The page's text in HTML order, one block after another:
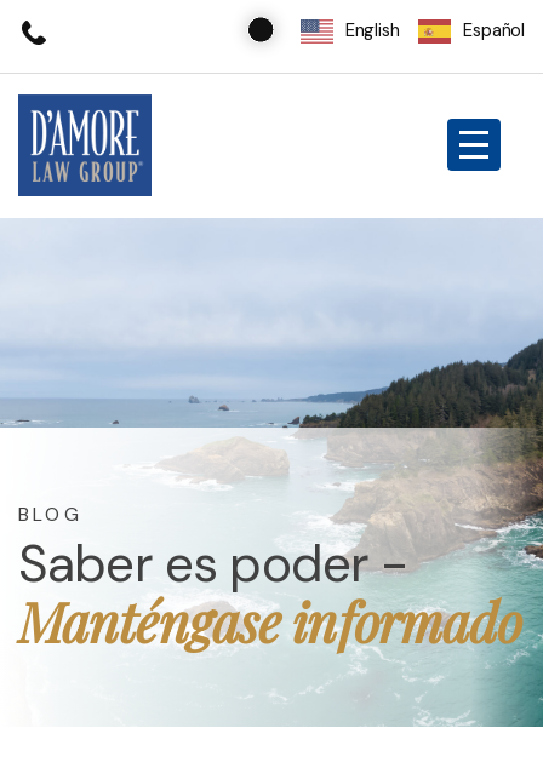
English Español
Saber es poder -
Manténgase informado
BLOG